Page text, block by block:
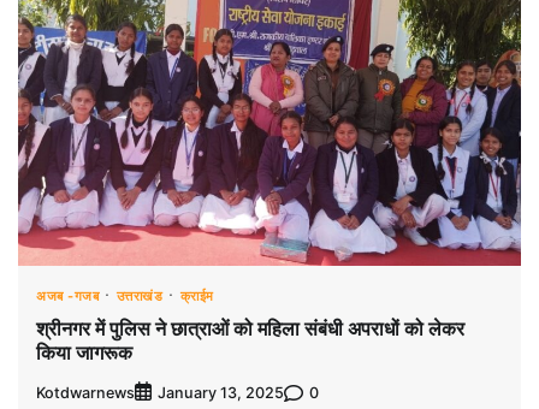
अजब -गजब उत्तराखंड क्राईम
श्रीनगर में पुलिस ने छात्राओं को महिला संबंधी अपराधों को लेकर
किया जागरूक
Kotdwarnews January 13, 2025 0